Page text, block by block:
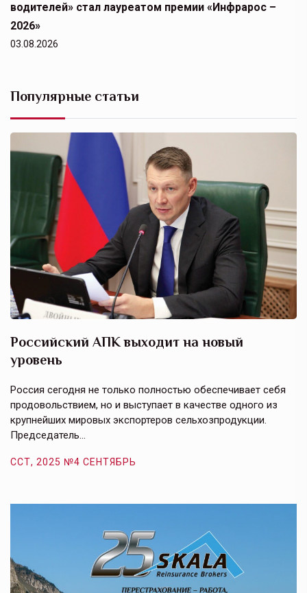
водителей» стал лауреатом премии «Инфрарос –
2026»
03.08.2026
Популярные статьи
Российский АПК выходит на новый
уровень
Россия сегодня не только полностью обеспечивает себя
продовольствием, но и выступает в качестве одного из
крупнейших мировых экспортеров сельхозпродукции.
Председатель…
ССТ, 2025 №4 СЕНТЯБРЬ